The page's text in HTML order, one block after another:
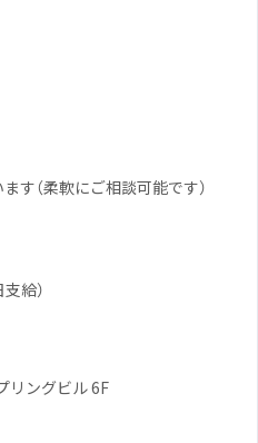
（柔軟にご相談可能です）
給）
リングビル 6F